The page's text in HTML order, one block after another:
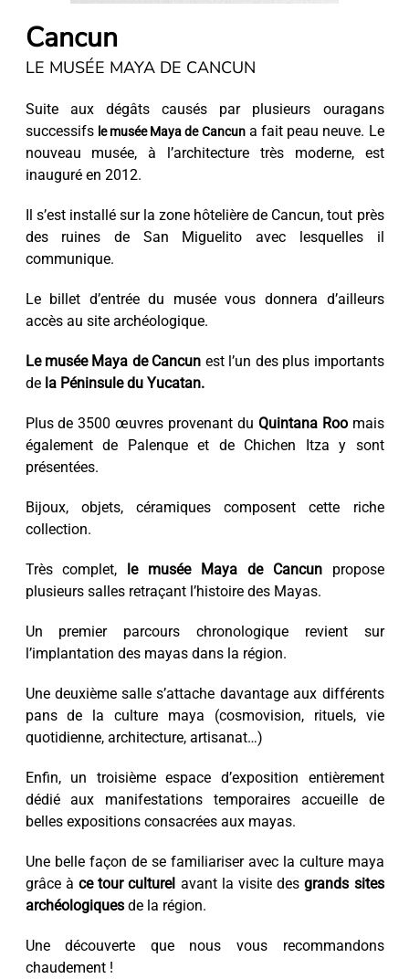
Cancun
LE MUSÉE MAYA DE CANCUN
Suite aux dégâts causés par plusieurs ouragans
successifs le musée Maya de Cancuna fait peau neuve. Le
nouveau musée, à l’architecture très moderne, est
inauguré en 2012.
Il s’est installé sur la zone hôtelière de Cancun, tout près
des ruines de San Miguelito avec lesquelles il
communique.
Le billet d’entrée du musée vous donnera d’ailleurs
accès au site archéologique.
Le musée Maya de Cancun est l’un des plus importants
de la Péninsule du Yucatan.
Plus de 3500 œuvres provenant du Quintana Roomais
également de Palenque et de Chichen Itza y sont
présentées.
Bijoux, objets, céramiques composent cette riche
collection.
Très complet, le musée Maya de Cancunpropose
plusieurs salles retraçant l’histoire des Mayas.
Un premier parcours chronologique revient sur
l’implantation des mayas dans la région.
Une deuxième salle s’attache davantage aux différents
pans de la culture maya (cosmovision, rituels, vie
quotidienne, architecture, artisanat…)
Enfin, un troisième espace d’exposition entièrement
dédié aux manifestations temporaires accueille de
belles expositions consacrées aux mayas.
Une belle façon de se familiariser avec la culture maya
grâce à ce tour culturel avant la visite desgrands sites
archéologiquesde la région.
Une découverte que nous vous recommandons
chaudement !